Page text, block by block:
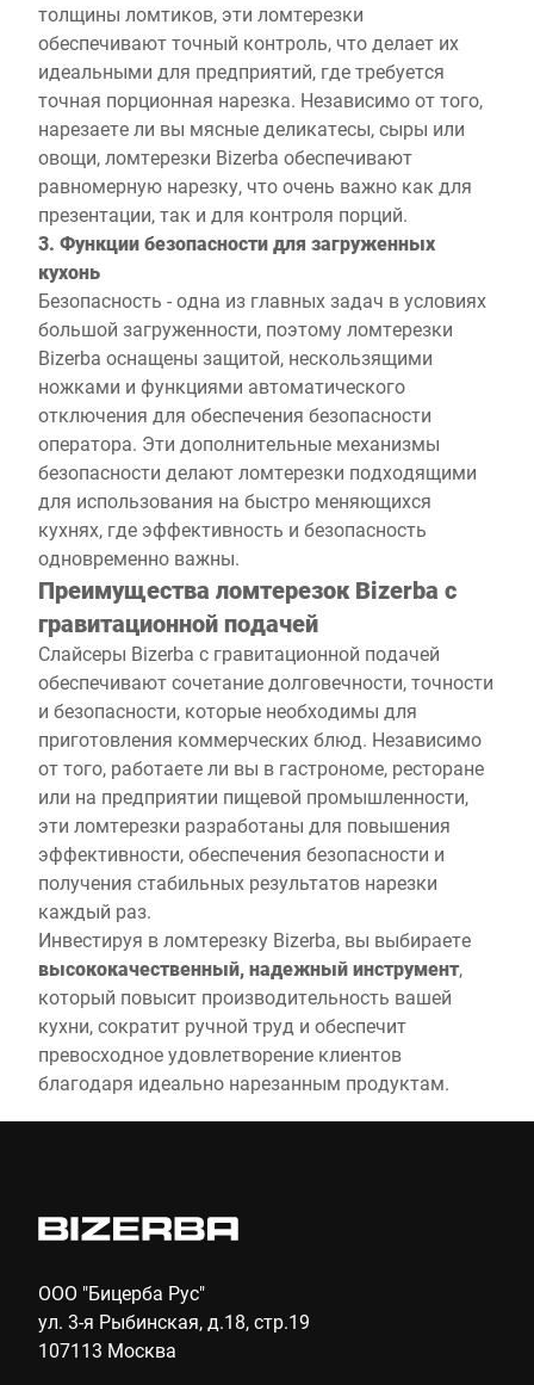
толщины ломтиков, эти ломтерезки
обеспечивают точный контроль, что делает их
идеальными для предприятий, где требуется
точная порционная нарезка. Независимо от того,
нарезаете ли вы мясные деликатесы, сыры или
овощи, ломтерезки Bizerba обеспечивают
равномерную нарезку, что очень важно как для
презентации, так и для контроля порций.
3. Функции безопасности для загруженных
кухонь
Безопасность - одна из главных задач в условиях
большой загруженности, поэтому ломтерезки
Bizerba оснащены защитой, нескользящими
ножками и функциями автоматического
отключения для обеспечения безопасности
оператора. Эти дополнительные механизмы
безопасности делают ломтерезки подходящими
для использования на быстро меняющихся
кухнях, где эффективность и безопасность
одновременно важны.
Преимущества ломтерезок Bizerba с
гравитационной подачей
Слайсеры Bizerba с гравитационной подачей
обеспечивают сочетание долговечности, точности
и безопасности, которые необходимы для
приготовления коммерческих блюд. Независимо
от того, работаете ли вы в гастрономе, ресторане
или на предприятии пищевой промышленности,
эти ломтерезки разработаны для повышения
эффективности, обеспечения безопасности и
получения стабильных результатов нарезки
каждый раз.
Инвестируя в ломтерезку Bizerba, вы выбираете
высококачественный, надежный инструмент,
который повысит производительность вашей
кухни, сократит ручной труд и обеспечит
превосходное удовлетворение клиентов
благодаря идеально нарезанным продуктам.
ООО "Бицерба Рус"
ул. 3-я Рыбинская, д.18, стр.19
107113 Москва